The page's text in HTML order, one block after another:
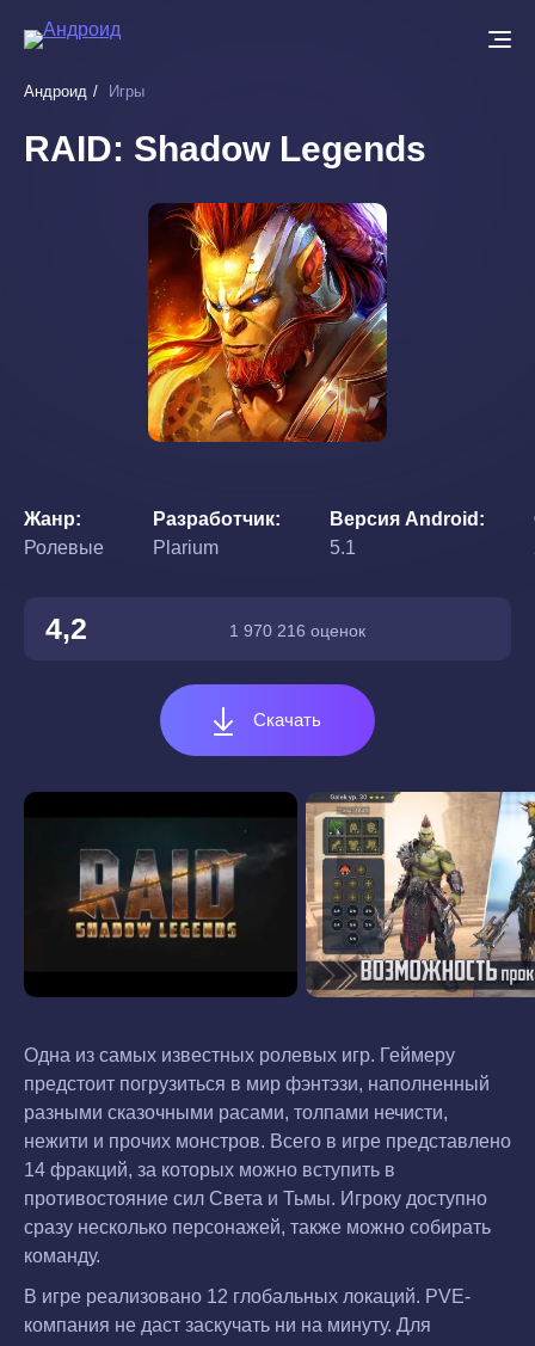
основному
Андроид Игры
RAID: Shadow Legends
Жанр
Ролевые
Разработчик
Plarium
Версия Android
5.1
4,2 1 970 216 оценок
Скачать
Одна из самых известных ролевых игр. Геймеру
предстоит погрузиться в мир фэнтэзи, наполненный
разными сказочными расами, толпами нечисти,
нежити и прочих монстров. Всего в игре представлено
14 фракций, за которых можно вступить в
противостояние сил Света и Тьмы. Игроку доступно
сразу несколько персонажей, также можно собирать
команду.
В игре реализовано 12 глобальных локаций. PVE-
компания не даст заскучать ни на минуту. Для